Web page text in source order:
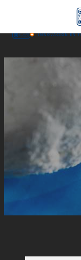
Skip to main content